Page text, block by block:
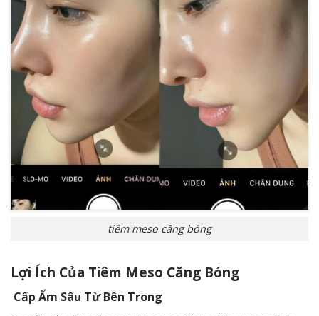
tiêm meso căng bóng
Lợi Ích Của Tiêm Meso Căng Bóng
Cấp Ẩm Sâu Từ Bên Trong